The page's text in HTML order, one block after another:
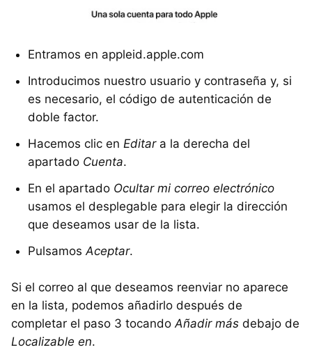
Entramos en appleid.apple.com
Introducimos nuestro usuario y contraseña y, si
es necesario, el código de autenticación de
doble factor.
Hacemos clic en Editara la derecha del
apartado Cuenta.
En el apartado Ocultar mi correo electrónico
usamos el desplegable para elegir la dirección
que deseamos usar de la lista.
PulsamosAceptar.
Si el correo al que deseamos reenviar no aparece
en la lista, podemos añadirlo después de
completar el paso 3 tocandoAñadir más debajo de
Localizable en.